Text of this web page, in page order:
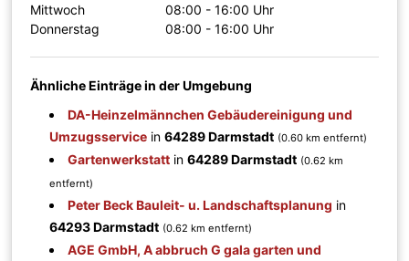
Mittwoch
08:00 - 16:00 Uhr
Donnerstag
08:00 - 16:00 Uhr
Ähnliche Einträge in der Umgebung
DA-Heinzelmännchen Gebäudereinigung und
Umzugsservice in64289 Darmstadt (0.60 km entfernt)
Gartenwerkstatt in64289 Darmstadt (0.62 km
entfernt)
Peter Beck Bauleit- u. Landschaftsplanung in
64293 Darmstadt (0.62 km entfernt)
AGE GmbH, A abbruch G gala garten und